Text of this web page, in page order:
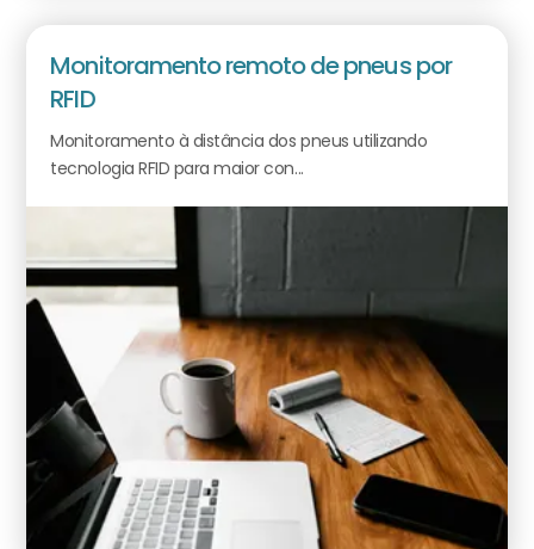
Monitoramento remoto de pneus por
RFID
Monitoramento à distância dos pneus utilizando
tecnologia RFID para maior con...